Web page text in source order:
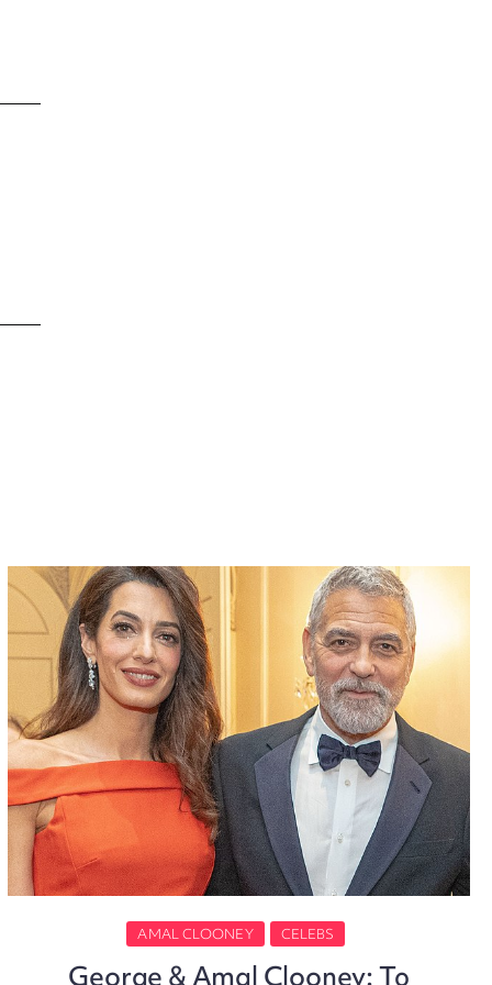
AMAL CLOONEY CELEBS
George & Amal Clooney: Το